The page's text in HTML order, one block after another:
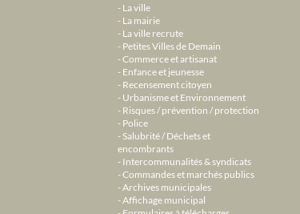
La ville
La mairie
La ville recrute
Petites Villes de Demain
Commerce et artisanat
Enfance et jeunesse
Recensement citoyen
Urbanisme et Environnement
Risques / prévention / protection
Police
Salubrité / Déchets et
encombrants
Intercommunalités & syndicats
Commandes et marchés publics
Archives municipales
Affichage municipal